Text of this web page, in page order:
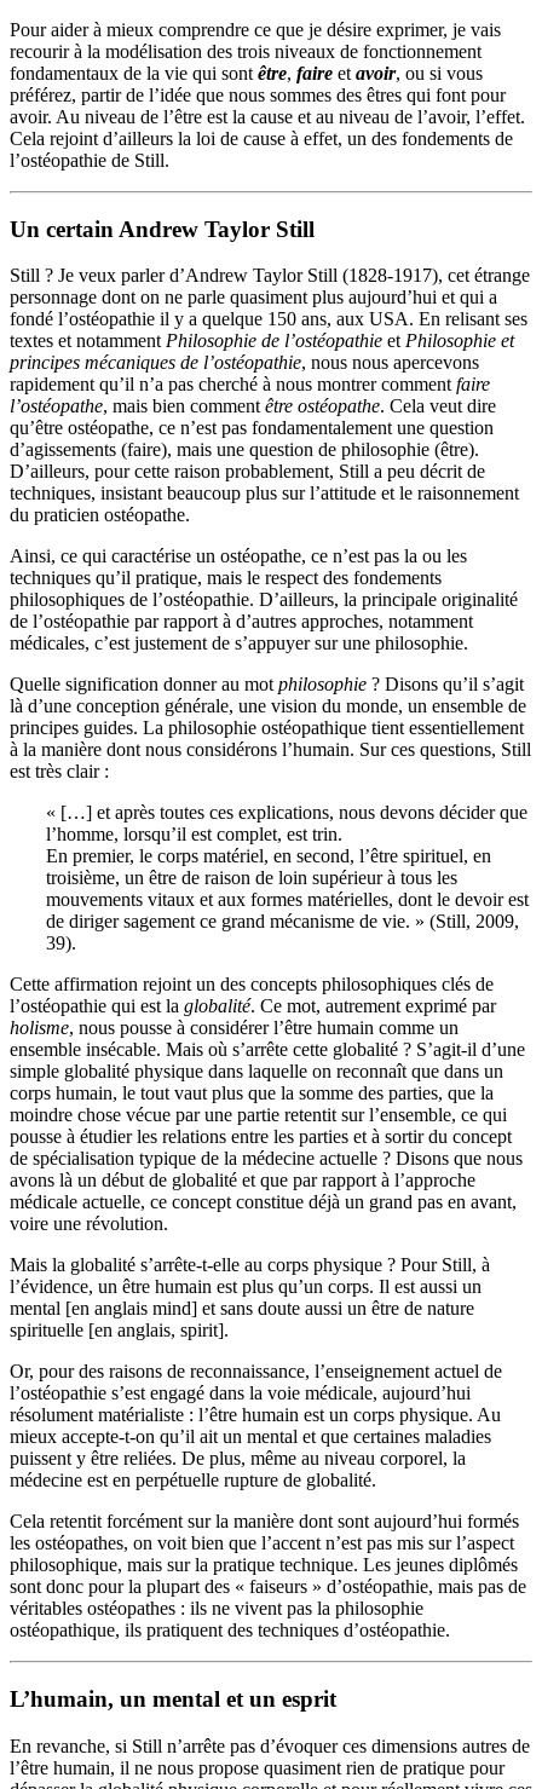
Pour aider à mieux comprendre ce que je désire exprimer, je vais
recourir à la modélisation des trois niveaux de fonctionnement
fondamentaux de la vie qui sont être, faire et avoir, ou si vous
préférez, partir de l’idée que nous sommes des êtres qui font pour
avoir. Au niveau de l’être est la cause et au niveau de l’avoir, l’effet.
Cela rejoint d’ailleurs la loi de cause à effet, un des fondements de
l’ostéopathie de Still.
Un certain Andrew Taylor Still
Still ? Je veux parler d’Andrew Taylor Still (1828-1917), cet étrange
personnage dont on ne parle quasiment plus aujourd’hui et qui a
fondé l’ostéopathie il y a quelque 150 ans, aux USA. En relisant ses
textes et notamment Philosophie de l’ostéopathie et Philosophie et
principes mécaniques de l’ostéopathie, nous nous apercevons
rapidement qu’il n’a pas cherché à nous montrer comment faire
l’ostéopathe, mais bien comment être ostéopathe. Cela veut dire
qu’être ostéopathe, ce n’est pas fondamentalement une question
d’agissements (faire), mais une question de philosophie (être).
D’ailleurs, pour cette raison probablement, Still a peu décrit de
techniques, insistant beaucoup plus sur l’attitude et le raisonnement
du praticien ostéopathe.
Ainsi, ce qui caractérise un ostéopathe, ce n’est pas la ou les
techniques qu’il pratique, mais le respect des fondements
philosophiques de l’ostéopathie. D’ailleurs, la principale originalité
de l’ostéopathie par rapport à d’autres approches, notamment
médicales, c’est justement de s’appuyer sur une philosophie.
Quelle signification donner au mot philosophie ? Disons qu’il s’agit
là d’une conception générale, une vision du monde, un ensemble de
principes guides. La philosophie ostéopathique tient essentiellement
à la manière dont nous considérons l’humain. Sur ces questions, Still
est très clair :
« […] et après toutes ces explications, nous devons décider que
l’homme, lorsqu’il est complet, est trin.
En premier, le corps matériel, en second, l’être spirituel, en
troisième, un être de raison de loin supérieur à tous les
mouvements vitaux et aux formes matérielles, dont le devoir est
de diriger sagement ce grand mécanisme de vie. » (Still, 2009,
39).
Cette affirmation rejoint un des concepts philosophiques clés de
l’ostéopathie qui est la globalité. Ce mot, autrement exprimé par
holisme, nous pousse à considérer l’être humain comme un
ensemble insécable. Mais où s’arrête cette globalité ? S’agit-il d’une
simple globalité physique dans laquelle on reconnaît que dans un
corps humain, le tout vaut plus que la somme des parties, que la
moindre chose vécue par une partie retentit sur l’ensemble, ce qui
pousse à étudier les relations entre les parties et à sortir du concept
de spécialisation typique de la médecine actuelle ? Disons que nous
avons là un début de globalité et que par rapport à l’approche
médicale actuelle, ce concept constitue déjà un grand pas en avant,
voire une révolution.
Mais la globalité s’arrête-t-elle au corps physique ? Pour Still, à
l’évidence, un être humain est plus qu’un corps. Il est aussi un
mental [en anglais mind] et sans doute aussi un être de nature
spirituelle [en anglais, spirit].
Or, pour des raisons de reconnaissance, l’enseignement actuel de
l’ostéopathie s’est engagé dans la voie médicale, aujourd’hui
résolument matérialiste : l’être humain est un corps physique. Au
mieux accepte-t-on qu’il ait un mental et que certaines maladies
puissent y être reliées. De plus, même au niveau corporel, la
médecine est en perpétuelle rupture de globalité.
Cela retentit forcément sur la manière dont sont aujourd’hui formés
les ostéopathes, on voit bien que l’accent n’est pas mis sur l’aspect
philosophique, mais sur la pratique technique. Les jeunes diplômés
sont donc pour la plupart des « faiseurs » d’ostéopathie, mais pas de
véritables ostéopathes : ils ne vivent pas la philosophie
ostéopathique, ils pratiquent des techniques d’ostéopathie.
L’humain, un mental et un esprit
En revanche, si Still n’arrête pas d’évoquer ces dimensions autres de
l’être humain, il ne nous propose quasiment rien de pratique pour